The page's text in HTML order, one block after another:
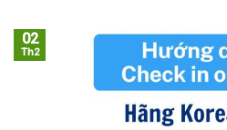
02
Th2